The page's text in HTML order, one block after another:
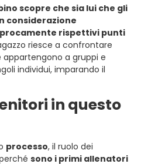
scopre che sia lui che gli
considerazione
rispettivi punti
riesce a confrontare
a gruppi e
individui, imparando il
in questo
processo, il ruolo dei
sono i primi allenatori